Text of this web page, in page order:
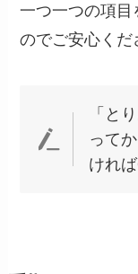
一つ一つの項目
のでご安心くだ
「と
って
けれ